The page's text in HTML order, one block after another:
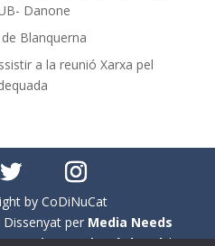
Danone
Blanquerna
a la reunió Xarxa pel
by CoDiNuCat
per Media Needs
aCoDiNuCat |Avís legal|